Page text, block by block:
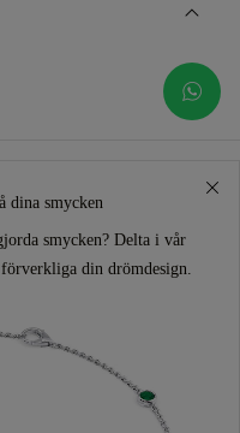
dina smycken
smycken? Delta i vår
din drömdesign.